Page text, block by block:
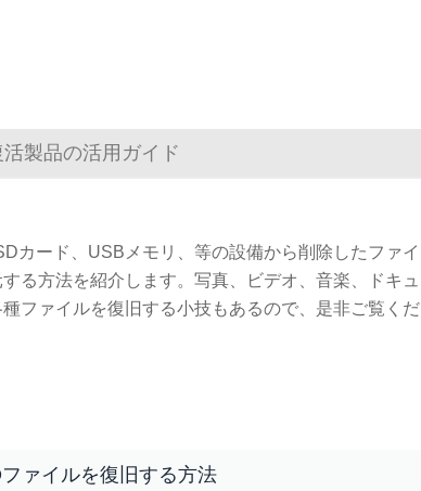
製品の活用ガイド
カード、USBメモリ、等の設備から削除したファイ
る方法を紹介します。写真、ビデオ、音楽、ドキュ
ファイルを復旧する小技もあるので、是非ご覧くだ
ァイルを復旧する方法